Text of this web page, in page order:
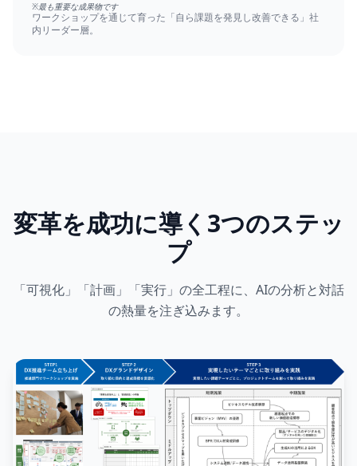
※最も重要な成果物です
ワークショップを通じて育った「自ら課題を発見し改善できる」社
内リーダー層。
変革を成功に導く3つのステッ
プ
「可視化」「計画」「実行」の全工程に、AIの分析と対話
の熱量を注ぎ込みます。